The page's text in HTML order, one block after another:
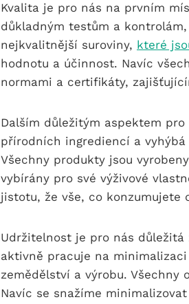
Kvalita je pro nás na prvním
důkladným testům a
nejkvalitnější suroviny, které
hodnotu a účinnost. Navíc
normami a certifikáty,
Dalším důležitým aspektem
přírodních ingrediencí a
Všechny produkty jsou
vybírány pro své výživové
jistotu, že vše, co konzumujete
Udržitelnost je pro nás
aktivně pracuje na
zemědělství a výrobu. Všechny
Navíc se snažíme